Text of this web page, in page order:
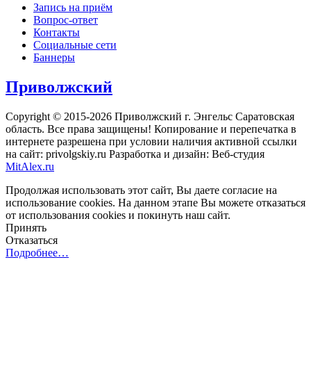
Запись на приём
Вопрос-ответ
Контакты
Социальные сети
Баннеры
Приволжский
Copyright © 2015-2026 Приволжский г. Энгельс Саратовская
область. Все права защищены! Копирование и перепечатка в
интернете разрешена при условии наличия активной ссылки
на сайт: privolgskiy.ru Разработка и дизайн: Веб-студия
MitAlex.ru
Продолжая использовать этот сайт, Вы даете согласие на
использование cookies. На данном этапе Вы можете отказаться
от использования cookies и покинуть наш сайт.
Принять
Отказаться
Подробнее…